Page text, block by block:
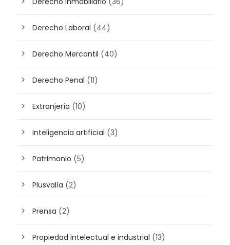
Derecho Laboral (44)
Derecho Mercantil (40)
Derecho Penal (11)
Extranjería (10)
Inteligencia artificial (3)
Patrimonio (5)
Plusvalía (2)
Prensa (2)
Propiedad intelectual e industrial (13)